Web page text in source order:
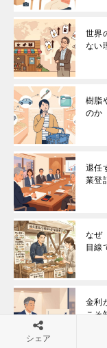
世界
ない
樹脂
のか
退任
業登
なぜ
目線
金利
こそ
シェア